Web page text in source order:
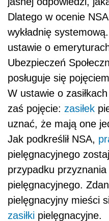
Dlatego w ocenie
wykładnię
ustawie o
Ubezpieczeń
posługuje się
W ustawie o
zaś pojęcie: zasiłek
uznać, że mają one
Jak podkreślił NSA,
pielęgnacyjnego
przypadku
pielęgnacyjnego.
pielęgnacyjny mieści
zasiłki pielęgnacyjne.